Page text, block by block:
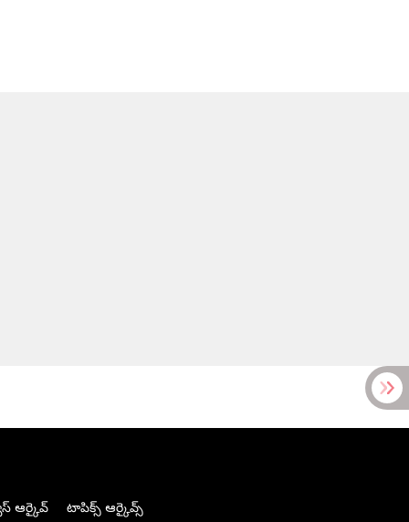
ఆర్కైవ్ టాపిక్స్ ఆర్కైవ్స్